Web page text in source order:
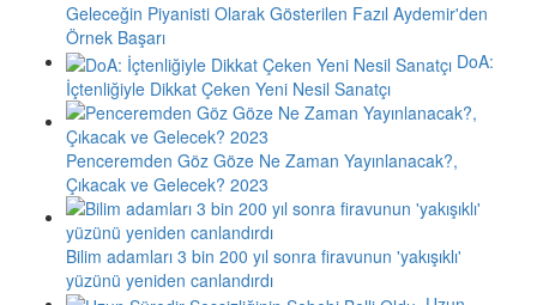
Geleceğin Piyanisti Olarak Gösterilen Fazıl Aydemir'den
Örnek Başarı
DoA:
İçtenliğiyle Dikkat Çeken Yeni Nesil Sanatçı
Penceremden Göz Göze Ne Zaman Yayınlanacak?,
Çıkacak ve Gelecek? 2023
Bilim adamları 3 bin 200 yıl sonra firavunun 'yakışıklı'
yüzünü yeniden canlandırdı